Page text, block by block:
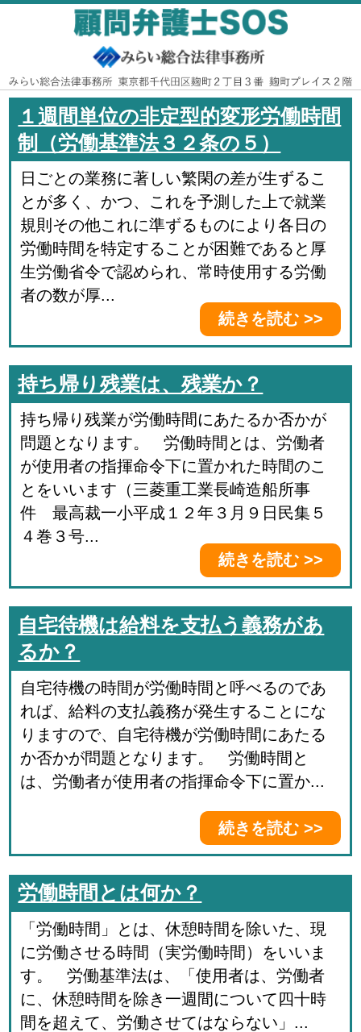
１週間単位の非定型的変形労働時間
制（労働基準法３２条の５）
日ごとの業務に著しい繁閑の差が生ずるこ
とが多く、かつ、これを予測した上で就業
規則その他これに準ずるものにより各日の
労働時間を特定することが困難であると厚
生労働省令で認められ、常時使用する労働
者の数が厚...
続きを読む >>
持ち帰り残業は、残業か？
持ち帰り残業が労働時間にあたるか否かが
問題となります。 労働時間とは、労働者
が使用者の指揮命令下に置かれた時間のこ
とをいいます（三菱重工業長崎造船所事
件 最高裁一小平成１２年３月９日民集５
４巻３号...
続きを読む >>
自宅待機は給料を支払う義務があ
るか？
自宅待機の時間が労働時間と呼べるのであ
れば、給料の支払義務が発生することにな
りますので、自宅待機が労働時間にあたる
か否かが問題となります。 労働時間と
は、労働者が使用者の指揮命令下に置か...
続きを読む >>
労働時間とは何か？
「労働時間」とは、休憩時間を除いた、現
に労働させる時間（実労働時間）をいいま
す。 労働基準法は、「使用者は、労働者
に、休憩時間を除き一週間について四十時
間を超えて、労働させてはならない」...